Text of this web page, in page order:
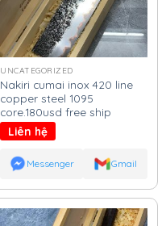
UNCATEGORIZED
Nakiri cumai inox 420 line
copper steel 1095
core.180usd free ship
Liên hệ
Messenger Gmail